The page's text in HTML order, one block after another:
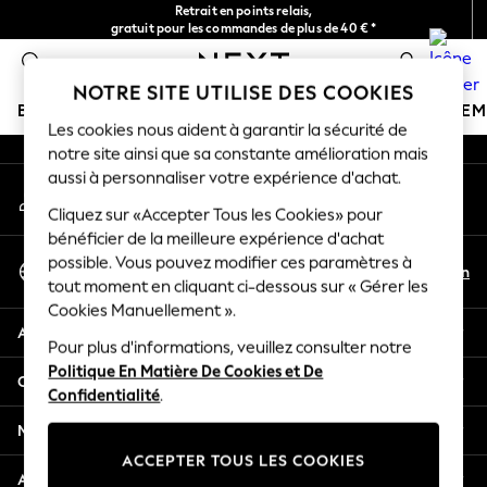
Retrait en points relais,
gratuit pour les commandes de plus de 40 € *
Livraison en 2-3 jours ouvrés*
BOUTIQUE VACANCES
HOLIDAY SHOP
Women's Holiday Shop
All Swimwear
All Beachwear
Bags & Accessories
Beach Dresses & Kaftans
Dresses
Flip Flops
Sliders
Jumpsuits & Playsuits
Linen Collection
Sandals
An error occurred on client
Nos réseaux sociaux
Mon compte
Connexion à votre compte
Sélectionnez Votre Langue
Français
En
Aide
Confidentialité et mentions légales
Ministères
Autres services
NOTRE SITE UTILISE DES COOKIES
Les cookies nous aident à garantir la sécurité de
notre site ainsi que sa constante amélioration mais
aussi à personnaliser votre expérience d'achat.
Cliquez sur «Accepter Tous les Cookies» pour
bénéficier de la meilleure expérience d'achat
possible. Vous pouvez modifier ces paramètres à
tout moment en cliquant ci-dessous sur « Gérer les
Cookies Manuellement ».
Pour plus d'informations, veuillez consulter notre
Politique En Matière De Cookies et De
Confidentialité.
ACCEPTER TOUS LES COOKIES